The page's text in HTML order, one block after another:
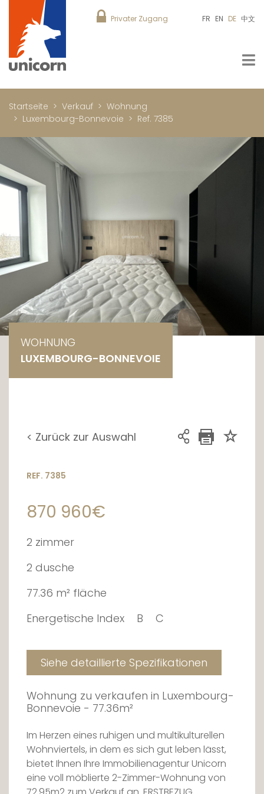
Privater Zugang FR EN DE 中文
Startseite Verkauf
Wohnung
Luxembourg-Bonnevoie
Ref. 7385
WOHNUNG
LUXEMBOURG-BONNEVOIE
< Zurück zur Auswahl
REF. 7385
870 960€
2 zimmer
2 dusche
77.36 m² fläche
Energetische Index
B C
Siehe detaillierte Spezifikationen
Wohnung zu verkaufen in Luxembourg-
Bonnevoie - 77.36m²
Im Herzen eines ruhigen und multikulturellen
Wohnviertels, in dem es sich gut leben lässt,
bietet Ihnen Ihre Immobilienagentur Unicorn
eine voll möblierte 2-Zimmer-Wohnung von